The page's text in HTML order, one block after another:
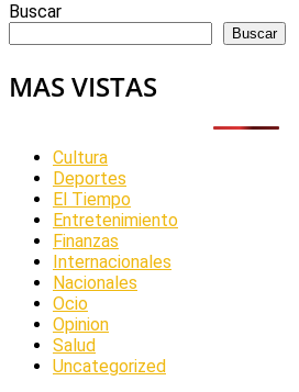
Buscar
Buscar
MAS VISTAS
Cultura
Deportes
El Tiempo
Entretenimiento
Finanzas
Internacionales
Nacionales
Ocio
Opinion
Salud
Uncategorized